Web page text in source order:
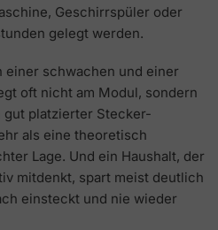
Geschirrspüler oder
gelegt werden.
schwachen und einer
oft nicht am Modul, sondern
gut platzierter Stecker-
als eine theoretisch
Lage. Und ein Haushalt, der
mitdenkt, spart meist deutlich
einsteckt und nie wieder